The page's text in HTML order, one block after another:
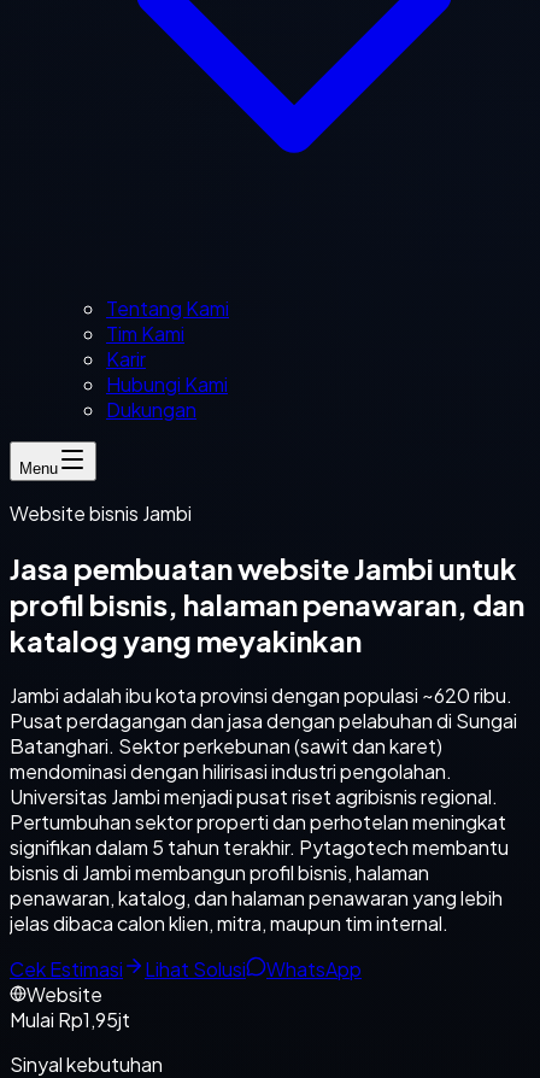
Tentang Kami
Tim Kami
Karir
Hubungi Kami
Dukungan
Menu
Website bisnis Jambi
Jasa pembuatan website Jambi untuk
profil bisnis, halaman penawaran, dan
katalog yang meyakinkan
Jambi adalah ibu kota provinsi dengan populasi ~620 ribu.
Pusat perdagangan dan jasa dengan pelabuhan di Sungai
Batanghari. Sektor perkebunan (sawit dan karet)
mendominasi dengan hilirisasi industri pengolahan.
Universitas Jambi menjadi pusat riset agribisnis regional.
Pertumbuhan sektor properti dan perhotelan meningkat
signifikan dalam 5 tahun terakhir. Pytagotech membantu
bisnis di Jambi membangun profil bisnis, halaman
penawaran, katalog, dan halaman penawaran yang lebih
jelas dibaca calon klien, mitra, maupun tim internal.
Cek Estimasi
Lihat Solusi
WhatsApp
Website
Mulai Rp1,95jt
Sinyal kebutuhan